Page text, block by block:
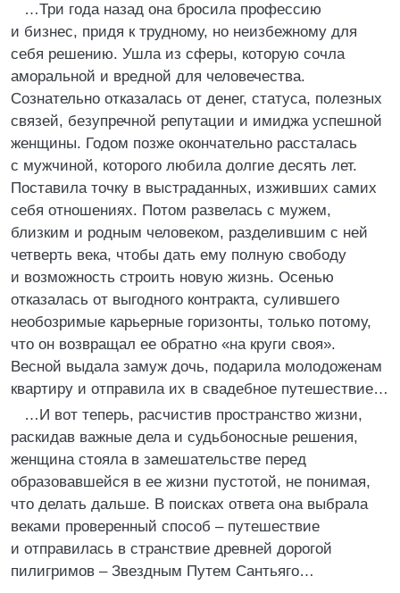
…Три года назад она бросила профессию
и бизнес, придя к трудному, но неизбежному для
себя решению. Ушла из сферы, которую сочла
аморальной и вредной для человечества.
Сознательно отказалась от денег, статуса, полезных
связей, безупречной репутации и имиджа успешной
женщины. Годом позже окончательно рассталась
с мужчиной, которого любила долгие десять лет.
Поставила точку в выстраданных, изживших самих
себя отношениях. Потом развелась с мужем,
близким и родным человеком, разделившим с ней
четверть века, чтобы дать ему полную свободу
и возможность строить новую жизнь. Осенью
отказалась от выгодного контракта, сулившего
необозримые карьерные горизонты, только потому,
что он возвращал ее обратно «на круги своя».
Весной выдала замуж дочь, подарила молодоженам
квартиру и отправила их в свадебное путешествие…
…И вот теперь, расчистив пространство жизни,
раскидав важные дела и судьбоносные решения,
женщина стояла в замешательстве перед
образовавшейся в ее жизни пустотой, не понимая,
что делать дальше. В поисках ответа она выбрала
веками проверенный способ – путешествие
и отправилась в странствие древней дорогой
пилигримов – Звездным Путем Сантьяго…